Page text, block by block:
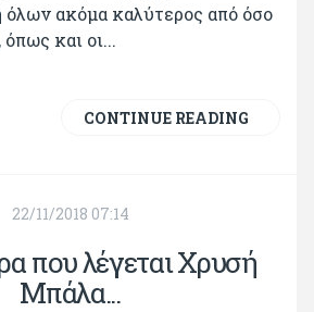
όλων ακόμα καλύτερος από όσο
και οι...
CONTINUE READING
22/11/2018 07:14
που λέγεται Χρυσή
Μπάλα...